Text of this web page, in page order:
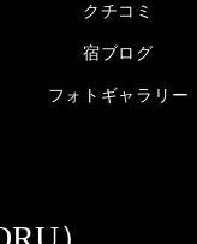
クチコミ
宿ブログ
フォトギャラリー